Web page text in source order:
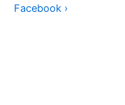
Facebook ›